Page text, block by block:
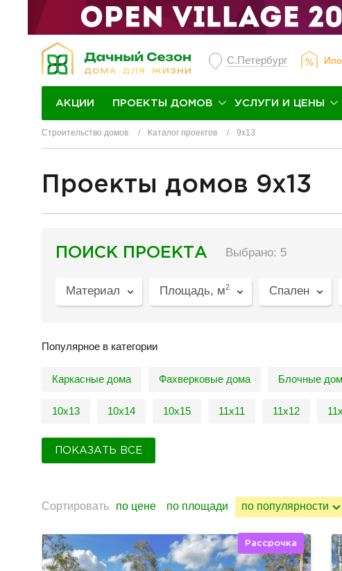
С.Петербург
АКЦИИ ПРОЕКТЫ ДОМОВ УСЛУГИ И ЦЕНЫ
Строительство домов Каталог проектов 9х13
Проекты домов 9x13
ПОИСК ПРОЕКТА Выбрано: 5
Материал Площадь, м2 Спален
Популярное в категории
Каркасные дома Фахверковые дома Блочные
10х13 10х14 10х15 11х11 11х12
ПОКАЗАТЬ ВСЕ
Сортировать по цене по площади по популярности
Рассрочка